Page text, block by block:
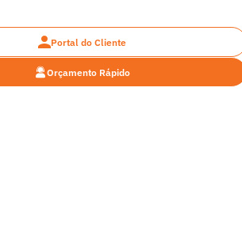
Orçamento Rápido
Portal do Cliente